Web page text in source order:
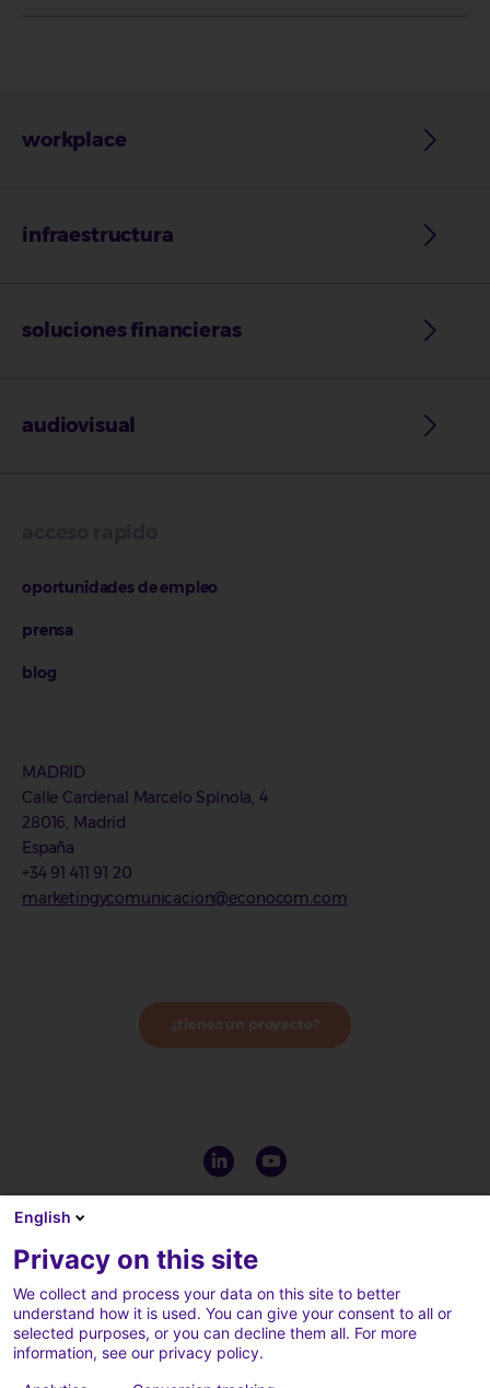
workplace
infraestructura
soluciones financieras
audiovisual
oportunidades de empleo
prensa
blog
MADRID
Calle Cardenal Marcelo Spínola, 4
28016, Madrid
España
+34 91 411 91 20
marketingycomunicacion@econocom.com
¿tienes un proyecto?
English
Privacy on this site
We collect and process your data on this site to better
understand how it is used. You can give your consent to all or
selected purposes, or you can decline them all. For more
information, see our privacy policy.